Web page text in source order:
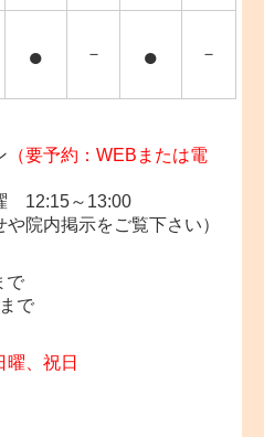
● － ● －
（要予約：WEBまたは電
12:15～13:00
院内掲示をご覧下さい）
で
で
曜、祝日